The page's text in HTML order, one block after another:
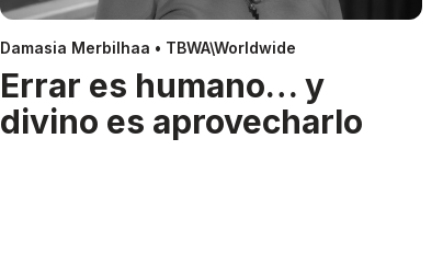
Damasia Merbilhaa • TBWA\Worldwide
Errar es humano… y
divino es aprovecharlo